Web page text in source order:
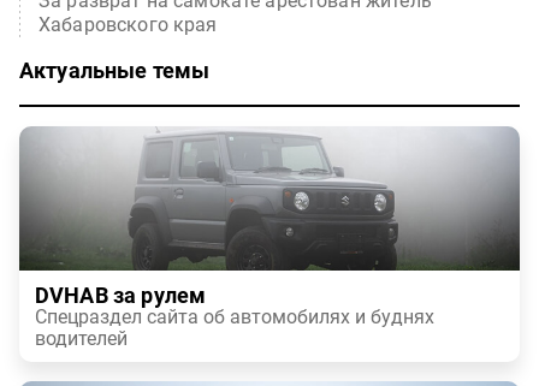
Хабаровского края
Актуальные темы
DVHAB за рулем
Спецраздел сайта об автомобилях и буднях
водителей